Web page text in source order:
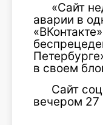
«Сайт
аварии в
в своем
Сайт
вечером 27